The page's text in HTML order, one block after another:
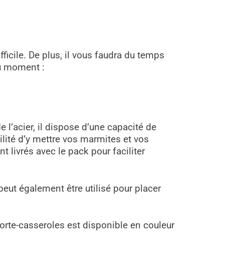
De plus, il vous faudra du temps
moment :
l’acier, il dispose d’une capacité de
d’y mettre vos marmites et vos
livrés avec le pack pour faciliter
également être utilisé pour placer
casseroles est disponible en couleur